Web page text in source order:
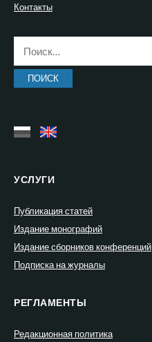
Контакты
УСЛУГИ
Публикация статей
Издание монографий
Издание сборников конференций
Подписка на журналы
РЕГЛАМЕНТЫ
Редакционная политика